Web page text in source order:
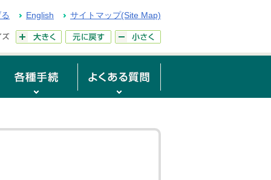
English サイトマップ(Site Map)